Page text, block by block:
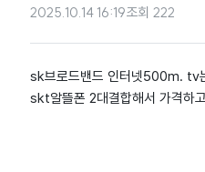
2025.10.14 16:19조회 222
sk브로드밴드 인터넷500m. tv
skt알뜰폰 2대결합해서 가격하